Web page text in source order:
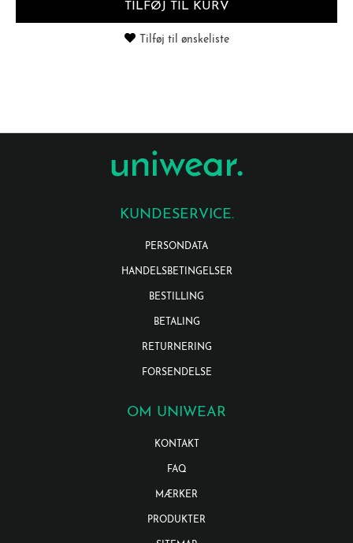
TILFØJ TIL KURV
Tilføj til ønskeliste
KUNDESERVICE.
PERSONDATA
HANDELSBETINGELSER
BESTILLING
BETALING
RETURNERING
FORSENDELSE
OM UNIWEAR
KONTAKT
FAQ
MÆRKER
PRODUKTER